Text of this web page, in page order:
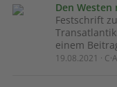
Den Westen
Festschrift
einem
19.08.2021 ·